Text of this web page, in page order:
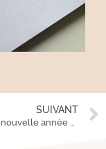
SUIVANT